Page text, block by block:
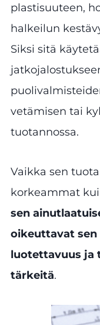
plastisuuteen,
halkeilun
Siksi sitä
vetämisen tai
tuotannossa.
Vaikka sen
korkeammat
sen
oikeuttavat sen
luotettavuus ja
tärkeitä.